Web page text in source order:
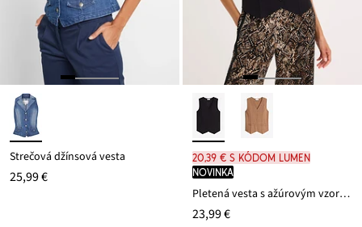
Strečová džínsová vesta
25,99 €
20,39 € s kódom LUMEN
novinka
Pletená vesta s ažúrovým vzorom na chrbáte
23,99 €